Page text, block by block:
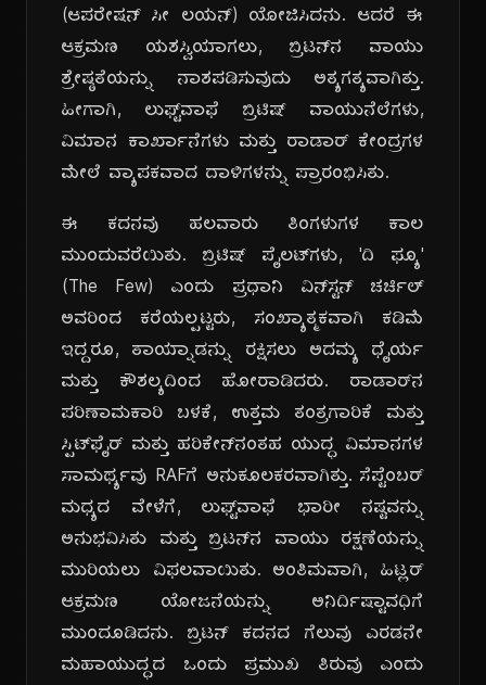
(ಆಪರೇಷನ್ ಸೀ ಲಯನ್) ಯೋಜಿಸಿದನು. ಆದರೆ ಈ
ಆಕ್ರಮಣ ಯಶಸ್ವಿಯಾಗಲು, ಬ್ರಿಟನ್‌ನ ವಾಯು
ಶ್ರೇಷ್ಠತೆಯನ್ನು ನಾಶಪಡಿಸುವುದು ಅತ್ಯಗತ್ಯವಾಗಿತ್ತು.
ಹೀಗಾಗಿ, ಲುಫ್ಟ್‌ವಾಫೆ ಬ್ರಿಟಿಷ್ ವಾಯುನೆಲೆಗಳು,
ವಿಮಾನ ಕಾರ್ಖಾನೆಗಳು ಮತ್ತು ರಾಡಾರ್ ಕೇಂದ್ರಗಳ
ಮೇಲೆ ವ್ಯಾಪಕವಾದ ದಾಳಿಗಳನ್ನು ಪ್ರಾರಂಭಿಸಿತು.
ಈ ಕದನವು ಹಲವಾರು ತಿಂಗಳುಗಳ ಕಾಲ
ಮುಂದುವರೆಯಿತು. ಬ್ರಿಟಿಷ್ ಪೈಲಟ್‌ಗಳು, 'ದಿ ಫ್ಯೂ'
(The Few) ಎಂದು ಪ್ರಧಾನಿ ವಿನ್‌ಸ್ಟನ್ ಚರ್ಚಿಲ್
ಅವರಿಂದ ಕರೆಯಲ್ಪಟ್ಟರು, ಸಂಖ್ಯಾತ್ಮಕವಾಗಿ ಕಡಿಮೆ
ಇದ್ದರೂ, ತಾಯ್ನಾಡನ್ನು ರಕ್ಷಿಸಲು ಅದಮ್ಯ ಧೈರ್ಯ
ಮತ್ತು ಕೌಶಲ್ಯದಿಂದ ಹೋರಾಡಿದರು. ರಾಡಾರ್‌ನ
ಪರಿಣಾಮಕಾರಿ ಬಳಕೆ, ಉತ್ತಮ ತಂತ್ರಗಾರಿಕೆ ಮತ್ತು
ಸ್ಪಿಟ್‌ಫೈರ್ ಮತ್ತು ಹರಿಕೇನ್‌ನಂತಹ ಯುದ್ಧ ವಿಮಾನಗಳ
ಸಾಮರ್ಥ್ಯವು RAFಗೆ ಅನುಕೂಲಕರವಾಗಿತ್ತು. ಸೆಪ್ಟೆಂಬರ್
ಮಧ್ಯದ ವೇಳೆಗೆ, ಲುಫ್ಟ್‌ವಾಫೆ ಭಾರೀ ನಷ್ಟವನ್ನು
ಅನುಭವಿಸಿತು ಮತ್ತು ಬ್ರಿಟನ್‌ನ ವಾಯು ರಕ್ಷಣೆಯನ್ನು
ಮುರಿಯಲು ವಿಫಲವಾಯಿತು. ಅಂತಿಮವಾಗಿ, ಹಿಟ್ಲರ್
ಆಕ್ರಮಣ ಯೋಜನೆಯನ್ನು ಅನಿರ್ದಿಷ್ಟಾವಧಿಗೆ
ಮುಂದೂಡಿದನು. ಬ್ರಿಟನ್ ಕದನದ ಗೆಲುವು ಎರಡನೇ
ಮಹಾಯುದ್ಧದ ಒಂದು ಪ್ರಮುಖ ತಿರುವು ಎಂದು